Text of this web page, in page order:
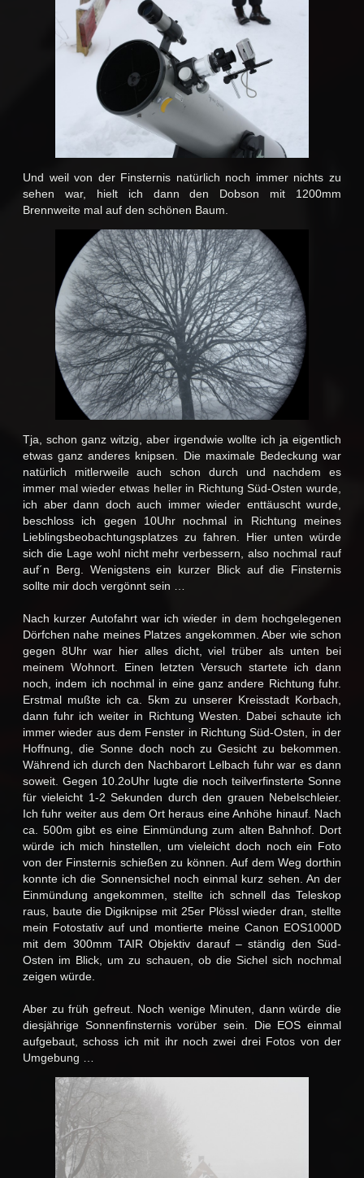
Und weil von der Finsternis natürlich noch immer nichts zu
sehen war, hielt ich dann den Dobson mit 1200mm
Brennweite mal auf den schönen Baum.
Tja, schon ganz witzig, aber irgendwie wollte ich ja eigentlich
etwas ganz anderes knipsen. Die maximale Bedeckung war
natürlich mitlerweile auch schon durch und nachdem es
immer mal wieder etwas heller in Richtung Süd-Osten wurde,
ich aber dann doch auch immer wieder enttäuscht wurde,
beschloss ich gegen 10Uhr nochmal in Richtung meines
Lieblingsbeobachtungsplatzes zu fahren. Hier unten würde
sich die Lage wohl nicht mehr verbessern, also nochmal rauf
auf´n Berg. Wenigstens ein kurzer Blick auf die Finsternis
sollte mir doch vergönnt sein …
Nach kurzer Autofahrt war ich wieder in dem hochgelegenen
Dörfchen nahe meines Platzes angekommen. Aber wie schon
gegen 8Uhr war hier alles dicht, viel trüber als unten bei
meinem Wohnort. Einen letzten Versuch startete ich dann
noch, indem ich nochmal in eine ganz andere Richtung fuhr.
Erstmal mußte ich ca. 5km zu unserer Kreisstadt Korbach,
dann fuhr ich weiter in Richtung Westen. Dabei schaute ich
immer wieder aus dem Fenster in Richtung Süd-Osten, in der
Hoffnung, die Sonne doch noch zu Gesicht zu bekommen.
Während ich durch den Nachbarort Lelbach fuhr war es dann
soweit. Gegen 10.2oUhr lugte die noch teilverfinsterte Sonne
für vieleicht 1-2 Sekunden durch den grauen Nebelschleier.
Ich fuhr weiter aus dem Ort heraus eine Anhöhe hinauf. Nach
ca. 500m gibt es eine Einmündung zum alten Bahnhof. Dort
würde ich mich hinstellen, um vieleicht doch noch ein Foto
von der Finsternis schießen zu können. Auf dem Weg dorthin
konnte ich die Sonnensichel noch einmal kurz sehen. An der
Einmündung angekommen, stellte ich schnell das Teleskop
raus, baute die Digiknipse mit 25er Plössl wieder dran, stellte
mein Fotostativ auf und montierte meine Canon EOS1000D
mit dem 300mm TAIR Objektiv darauf – ständig den Süd-
Osten im Blick, um zu schauen, ob die Sichel sich nochmal
zeigen würde.
Aber zu früh gefreut. Noch wenige Minuten, dann würde die
diesjährige Sonnenfinsternis vorüber sein. Die EOS einmal
aufgebaut, schoss ich mit ihr noch zwei drei Fotos von der
Umgebung …